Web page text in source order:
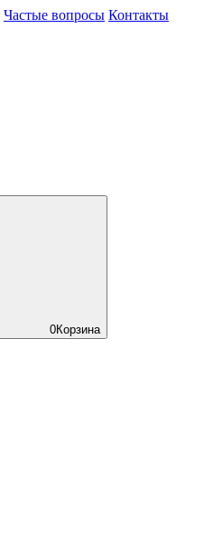
Частые вопросы Контакты
0Корзина